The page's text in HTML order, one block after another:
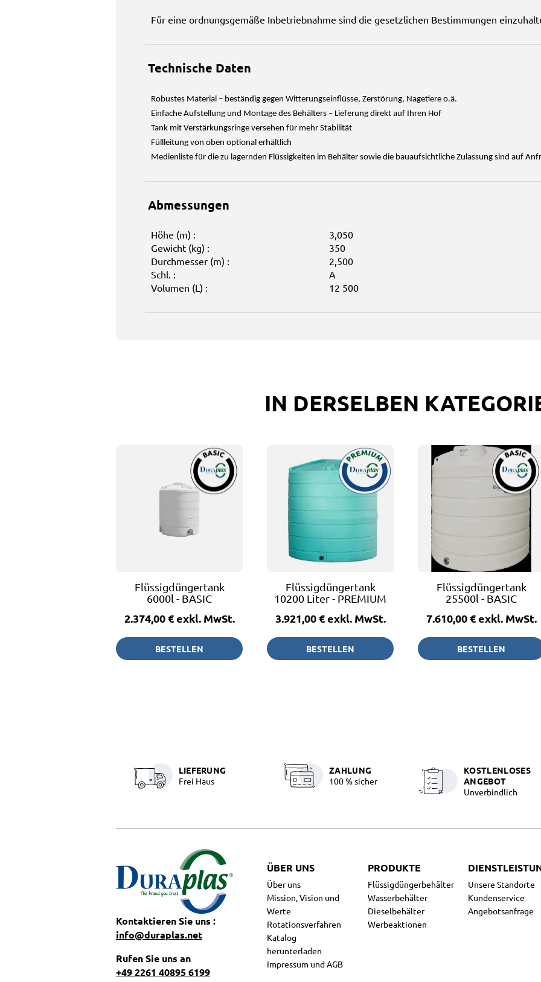
Für eine ordnungsgemäße Inbetriebnahme sind die gesetzlichen Bestimmungen
Technische Daten
Robustes Material – beständig gegen Witterungseinflüsse, Zerstörung, Nagetiere o.ä.
Einfache Aufstellung und Montage des Behälters – Lieferung direkt auf Ihren Hof
Tank mit Verstärkungsringe versehen für mehr Stabilität
Füllleitung von oben optional erhältlich
Medienliste für die zu lagernden Flüssigkeiten im Behälter sowie die bauaufsichtliche Zulassung sind auf
Abmessungen
Höhe (m) :
3,050
Gewicht (kg) :
350
Durchmesser (m) :
2,500
Schl. :
A
Volumen (L) :
12 500
IN DERSELBEN
Flüssigdüngertank
6000l - BASIC
2.374,00 €exkl. MwSt.
BESTELLEN
Flüssigdüngertank
10200 Liter - PREMIUM
3.921,00 €exkl. MwSt.
BESTELLEN
Flüssigdüngertank
25500l - BASIC
7.610,00 €exkl. MwSt.
BESTELLEN
LIEFERUNG
Frei Haus
ZAHLUNG
100 % sicher
KOSTLENLOSES
ANGEBOT
Unverbindlich
Kontaktieren Sie uns :
info@duraplas.net
Rufen Sie uns an
+49 2261 40895 6199
ÜBER UNS
Über uns
Mission, Vision und
Werte
Rotationsverfahren
Katalog
herunterladen
Impressum undAGB
PRODUKTE
Flüssigdüngerbehälter
Wasserbehälter
Dieselbehälter
Werbeaktionen
Unsere Standorte
Kundenservice
Angebotsanfrage